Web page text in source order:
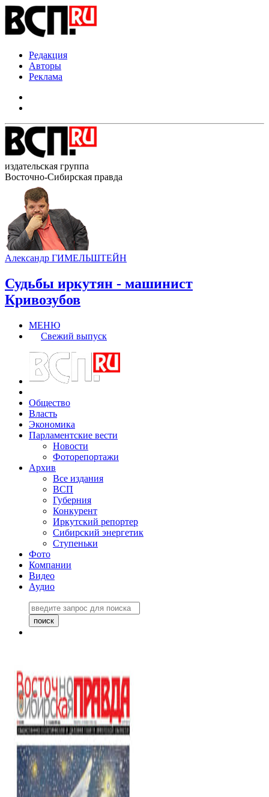
Редакция
Авторы
Реклама
издательская группа
Восточно-Сибирская правда
Александр ГИМЕЛЬШТЕЙН
Судьбы иркутян - машинист
Кривозубов
МЕНЮ
Свежий выпуск
Общество
Власть
Экономика
Парламентские вести
Новости
Фоторепортажи
Архив
Все издания
ВСП
Губерния
Конкурент
Иркутский репортер
Сибирский энергетик
Ступеньки
Фото
Компании
Видео
Аудио